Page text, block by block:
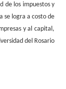
de los impuestos y
se logra a costo de
y al capital,
del Rosario